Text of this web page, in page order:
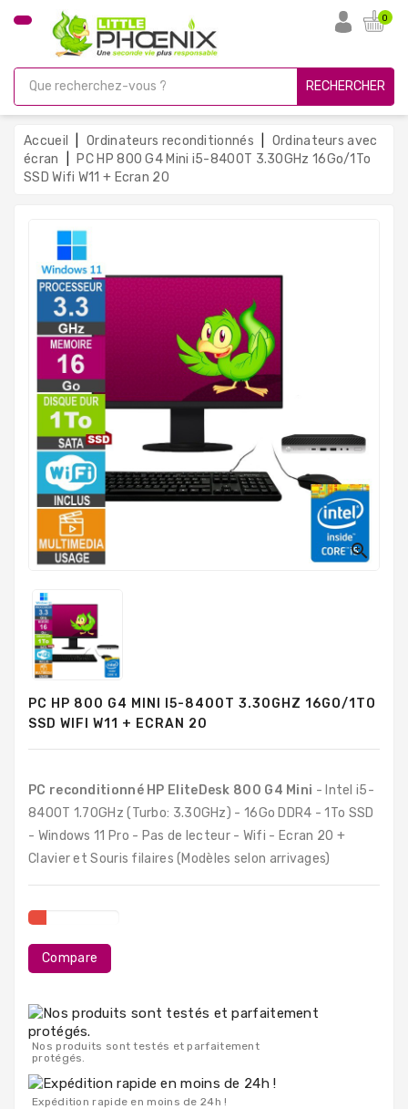
CATÉGORIE
Gamer
Unités
Centrales
Reconditionnées
Ordinateurs
Portables
Mesure
Tout-
Mémoires
RAM
Durs
Composants
Composants
Destockage
0
RECHERCHER
Accueil Ordinateurs reconditionnés
Ordinateurs avec
écran
PC HP 800 G4 Mini i5-8400T 3.30GHz 16Go/1To
SSD Wifi W11 + Ecran 20

PC HP 800 G4 MINI I5-8400T 3.30GHZ 16GO/1TO
SSD WIFI W11 + ECRAN 20
PC reconditionné HP EliteDesk 800 G4 Mini - Intel i5-
8400T 1.70GHz (Turbo: 3.30GHz) - 16Go DDR4 - 1To SSD
- Windows 11 Pro - Pas de lecteur - Wifi - Ecran 20 +
Clavier et Souris filaires (Modèles selon arrivages)
Compare
Nos produits sont testés et parfaitement
protégés.
Expédition rapide en moins de 24h !